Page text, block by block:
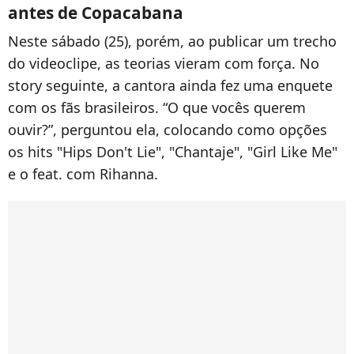
antes de Copacabana
Neste sábado (25), porém, ao publicar um trecho
do videoclipe, as teorias vieram com força. No
story seguinte, a cantora ainda fez uma enquete
com os fãs brasileiros. “O que vocês querem
ouvir?”, perguntou ela, colocando como opções
os hits "Hips Don't Lie", "Chantaje", "Girl Like Me"
e o feat. com Rihanna.